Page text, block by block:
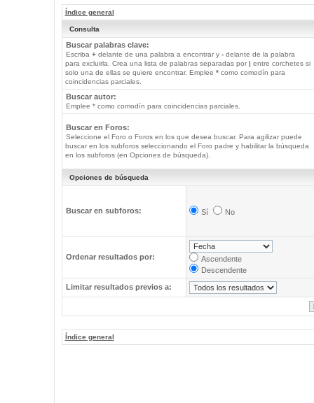
Índice general
Consulta
Buscar palabras clave:
Escriba +delante de una palabra a encontrar y -delante de la palabra
para excluirla. Crea una lista de palabras separadas por | entre corchetes si
solo una de ellas se quiere encontrar. Emplee *como comodín para
coincidencias parciales.
Buscar autor:
Emplee * como comodín para coincidencias parciales.
Buscar en Foros:
Seleccione el Foro o Foros en los que desea buscar. Para agilizar puede
buscar en los subforos seleccionando el Foro padre y habilitar la búsqueda
en los subforos (en Opciones de búsqueda).
Opciones de búsqueda
Buscar en subforos: Sí No
Ordenar resultados por:
Ascendente
Descendente
Limitar resultados previos a:
Índice general